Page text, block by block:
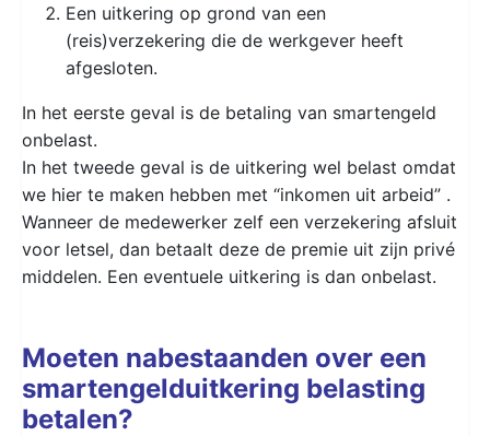
Een uitkering op grond van een
(reis)verzekering die de werkgever heeft
afgesloten.
In het eerste geval is de betaling van smartengeld
onbelast.
In het tweede geval is de uitkering wel belast omdat
we hier te maken hebben met “inkomen uit arbeid” .
Wanneer de medewerker zelf een verzekering afsluit
voor letsel, dan betaalt deze de premie uit zijn privé
middelen. Een eventuele uitkering is dan onbelast.
Moeten nabestaanden over een
smartengelduitkering belasting
betalen?